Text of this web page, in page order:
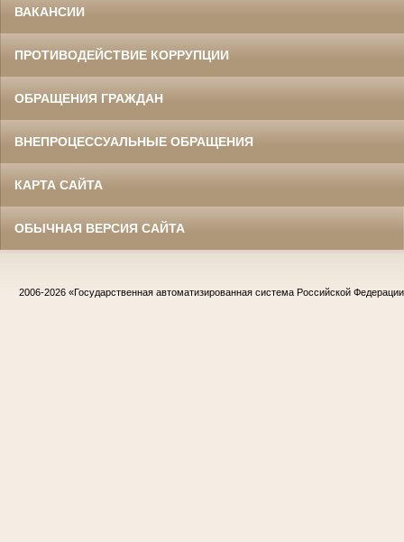
ВАКАНСИИ
ПРОТИВОДЕЙСТВИЕ КОРРУПЦИИ
ОБРАЩЕНИЯ ГРАЖДАН
ВНЕПРОЦЕССУАЛЬНЫЕ ОБРАЩЕНИЯ
КАРТА САЙТА
ОБЫЧНАЯ ВЕРСИЯ САЙТА
2006-2026 «Государственная автоматизированная система Российской